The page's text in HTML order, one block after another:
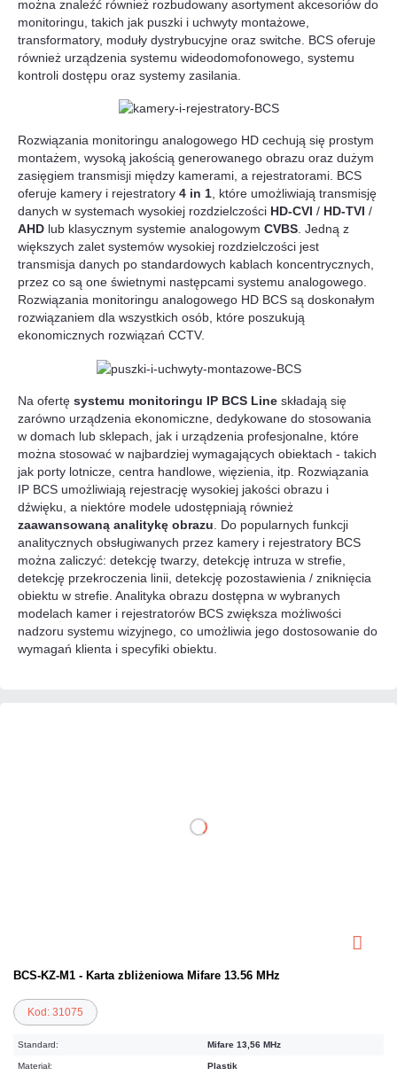
można znaleźć również rozbudowany asortyment akcesoriów do
monitoringu, takich jak puszki i uchwyty montażowe,
transformatory, moduły dystrybucyjne oraz switche. BCS oferuje
również urządzenia systemu wideodomofonowego, systemu
kontroli dostępu oraz systemy zasilania.
Rozwiązania monitoringu analogowego HD cechują się prostym
montażem, wysoką jakością generowanego obrazu oraz dużym
zasięgiem transmisji między kamerami, a rejestratorami. BCS
oferuje kamery i rejestratory 4 in 1, które umożliwiają transmisję
danych w systemach wysokiej rozdzielczości HD-CVI / HD-TVI /
AHD lub klasycznym systemie analogowym CVBS. Jedną z
większych zalet systemów wysokiej rozdzielczości jest
transmisja danych po standardowych kablach koncentrycznych,
przez co są one świetnymi następcami systemu analogowego.
Rozwiązania monitoringu analogowego HD BCS są doskonałym
rozwiązaniem dla wszystkich osób, które poszukują
ekonomicznych rozwiązań CCTV.
Na ofertę systemu monitoringu IP BCS Line składają się
zarówno urządzenia ekonomiczne, dedykowane do stosowania
w domach lub sklepach, jak i urządzenia profesjonalne, które
można stosować w najbardziej wymagających obiektach - takich
jak porty lotnicze, centra handlowe, więzienia, itp. Rozwiązania
IP BCS umożliwiają rejestrację wysokiej jakości obrazu i
dźwięku, a niektóre modele udostępniają również
zaawansowaną analitykę obrazu . Do popularnych funkcji
analitycznych obsługiwanych przez kamery i rejestratory BCS
można zaliczyć: detekcję twarzy, detekcję intruza w strefie,
detekcję przekroczenia linii, detekcję pozostawienia / zniknięcia
obiektu w strefie. Analityka obrazu dostępna w wybranych
modelach kamer i rejestratorów BCS zwiększa możliwości
nadzoru systemu wizyjnego, co umożliwia jego dostosowanie do
wymagań klienta i specyfiki obiektu.
BCS-KZ-M1 - Karta zbliżeniowa Mifare 13.56 MHz
Kod: 31075
Standard: Mifare 13,56 MHz
Materiał: Plastik